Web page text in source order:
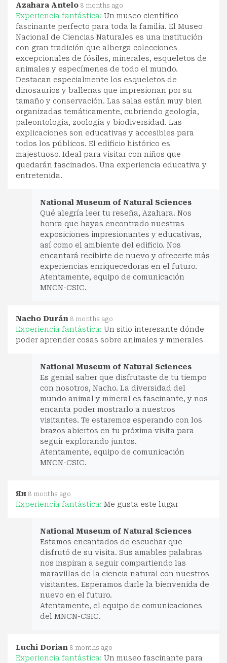
Azahara Antelo 8 months ago
Experiencia fantástica: Un museo científico
fascinante perfecto para toda la familia. El Museo
Nacional de Ciencias Naturales es una institución
con gran tradición que alberga colecciones
excepcionales de fósiles, minerales, esqueletos de
animales y especímenes de todo el mundo.
Destacan especialmente los esqueletos de
dinosaurios y ballenas que impresionan por su
tamaño y conservación. Las salas están muy bien
organizadas temáticamente, cubriendo geología,
paleontología, zoología y biodiversidad. Las
explicaciones son educativas y accesibles para
todos los públicos. El edificio histórico es
majestuoso. Ideal para visitar con niños que
quedarán fascinados. Una experiencia educativa y
entretenida.
National Museum of Natural Sciences
Qué alegría leer tu reseña, Azahara. Nos
honra que hayas encontrado nuestras
exposiciones impresionantes y educativas,
así como el ambiente del edificio. Nos
encantará recibirte de nuevo y ofrecerte más
experiencias enriquecedoras en el futuro.
Atentamente, equipo de comunicación
MNCN-CSIC.
Nacho Durán 8 months ago
Experiencia fantástica: Un sitio interesante dónde
poder aprender cosas sobre animales y minerales
National Museum of Natural Sciences
Es genial saber que disfrutaste de tu tiempo
con nosotros, Nacho. La diversidad del
mundo animal y mineral es fascinante, y nos
encanta poder mostrarlo a nuestros
visitantes. Te estaremos esperando con los
brazos abiertos en tu próxima visita para
seguir explorando juntos.
Atentamente, equipo de comunicación
MNCN-CSIC.
Ян 8 months ago
Experiencia fantástica: Me gusta este lugar
National Museum of Natural Sciences
Estamos encantados de escuchar que
disfrutó de su visita. Sus amables palabras
nos inspiran a seguir compartiendo las
maravillas de la ciencia natural con nuestros
visitantes. Esperamos darle la bienvenida de
nuevo en el futuro.
Atentamente, el equipo de comunicaciones
del MNCN-CSIC.
Luchi Dorian 8 months ago
Experiencia fantástica: Un museo fascinante para